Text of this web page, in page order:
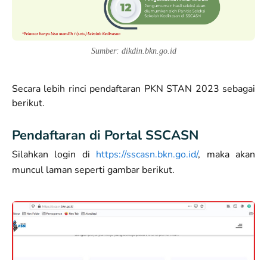
Sumber: dikdin.bkn.go.id
Secara lebih rinci pendaftaran PKN STAN 2023 sebagai
berikut.
Pendaftaran di Portal SSCASN
Silahkan login di https://sscasn.bkn.go.id/, maka akan
muncul laman seperti gambar berikut.